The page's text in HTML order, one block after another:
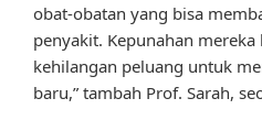
obat-obatan yang bisa
penyakit. Kepunahan
kehilangan peluang untuk
baru,” tambah Prof. Sarah,